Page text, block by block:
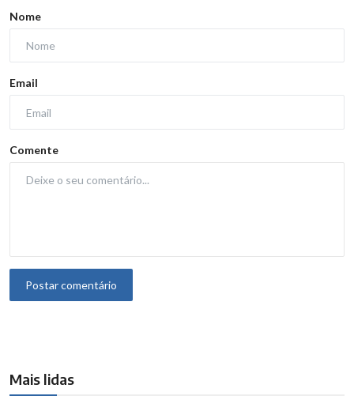
Nome
Email
Comente
Postar comentário
Mais lidas